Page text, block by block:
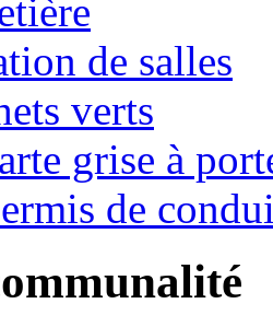
de salles
verts
grise à
de